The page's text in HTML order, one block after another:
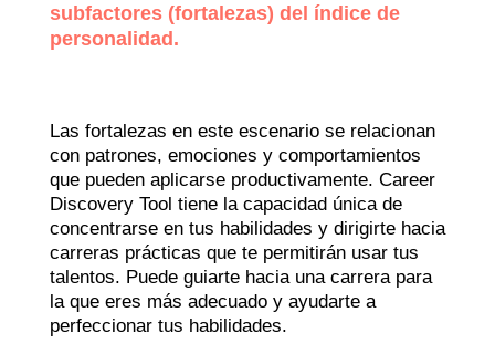
subfactores (fortalezas) del índice de
personalidad.
Las fortalezas en este escenario se relacionan
con patrones, emociones y comportamientos
que pueden aplicarse productivamente. Career
Discovery Tool tiene la capacidad única de
concentrarse en tus habilidades y dirigirte hacia
carreras prácticas que te permitirán usar tus
talentos. Puede guiarte hacia una carrera para
la que eres más adecuado y ayudarte a
perfeccionar tus habilidades.